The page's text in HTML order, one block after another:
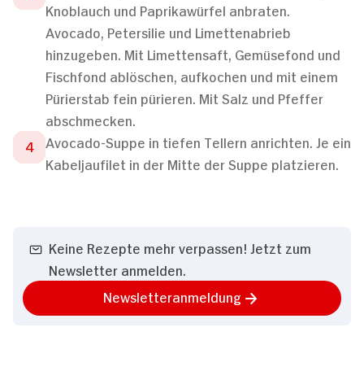
Knoblauch und Paprikawürfel anbraten.
Avocado, Petersilie und Limettenabrieb
hinzugeben. Mit Limettensaft, Gemüsefond und
Fischfond ablöschen, aufkochen und mit einem
Pürierstab fein pürieren. Mit Salz und Pfeffer
abschmecken.
Avocado-Suppe in tiefen Tellern anrichten. Je ein
Kabeljaufilet in der Mitte der Suppe platzieren.
Keine Rezepte mehr verpassen! Jetzt zum
Newsletter anmelden.
Newsletteranmeldung